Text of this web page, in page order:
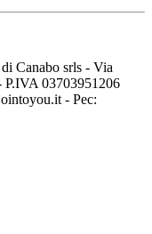
Canabo srls - Via
03703951206
- Pec: